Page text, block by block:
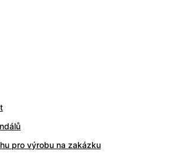
pro výrobu na zakázku